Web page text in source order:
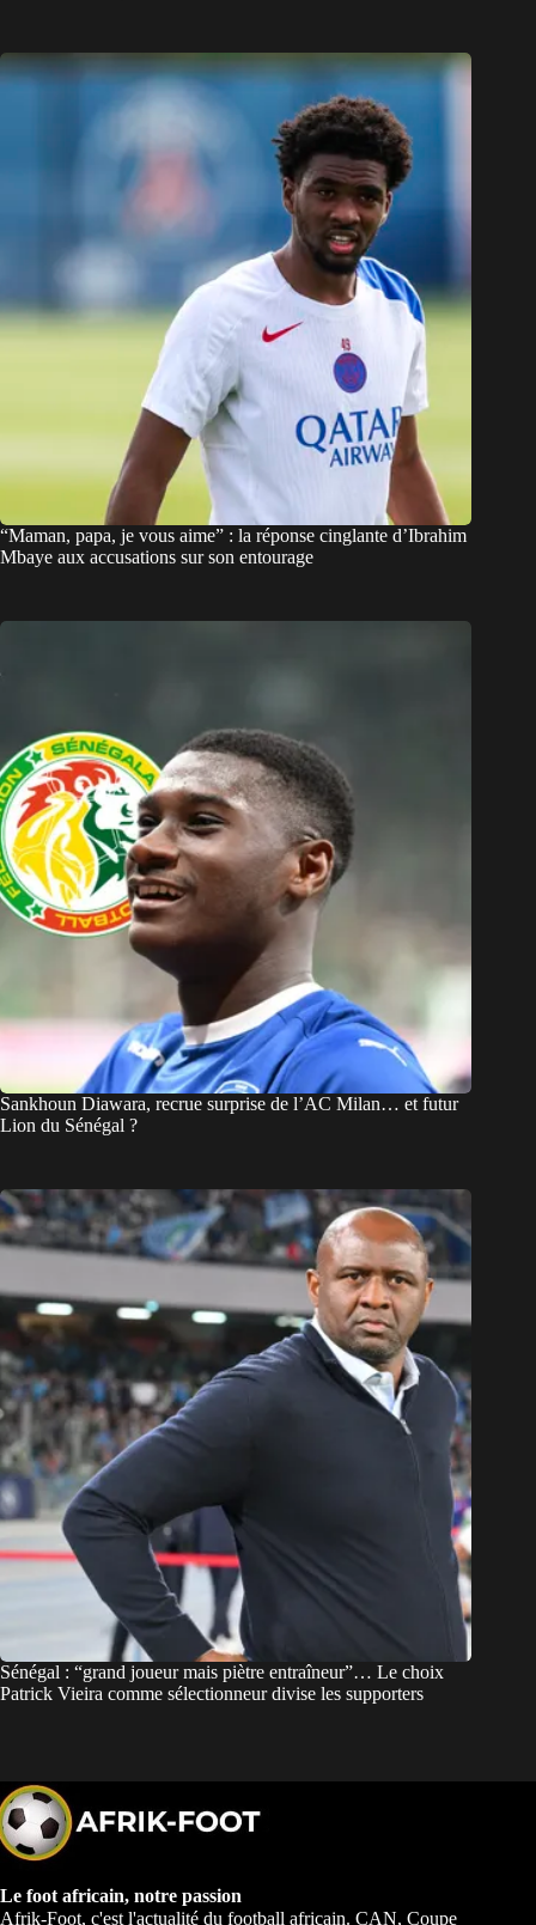
“Maman, papa, je vous aime” : la réponse cinglante d’Ibrahim
Mbaye aux accusations sur son entourage
Sankhoun Diawara, recrue surprise de l’AC Milan… et futur
Lion du Sénégal ?
Sénégal : “grand joueur mais piètre entraîneur”… Le choix
Patrick Vieira comme sélectionneur divise les supporters
Le foot africain, notre passion
Afrik-Foot, c'est l'actualité du football africain. CAN, Coupe